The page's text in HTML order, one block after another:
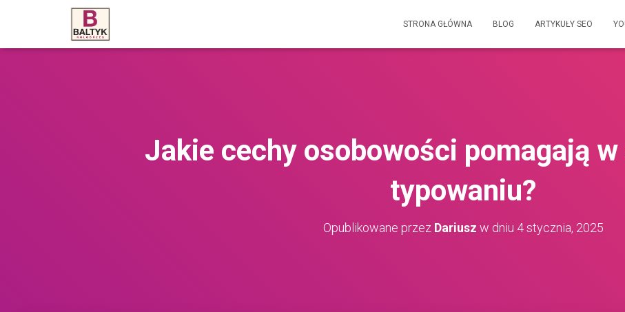
STRONA GŁÓWNA BLOG ARTYKUŁY SEO
Jakie cechy osobowości pomagają
typowaniu?
Opublikowane przez Dariusz w dniu 4 stycznia, 2025